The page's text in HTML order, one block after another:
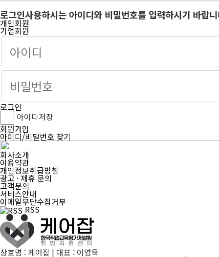
로그인사용하시는 아이디와 비밀번호를 입력하시기 바랍
개인회원
기업회원
로그인
아이디저장
회원가입
아이디/비밀번호 찾기
회사소개
이용약관
개인정보취급방침
광고 · 제휴 문의
고객문의
서비스안내
이메일무단수집거부
RSS
상호명 : 케어잡 | 대표 : 이영욱